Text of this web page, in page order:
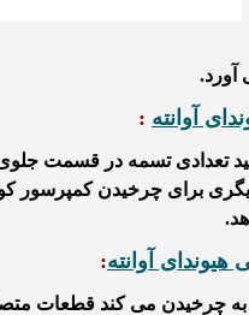
آورد.
آوانته :
تعدادی تسمه در قسمت
برای چرخیدن کمپرسور
هیوندای آوانته:
چرخیدن می کند قطعات متصل